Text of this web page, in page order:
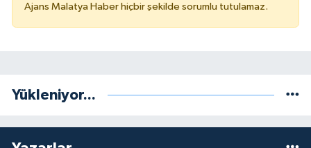
Ajans Malatya Haber hiçbir şekilde sorumlu tutulamaz.
Yükleniyor...